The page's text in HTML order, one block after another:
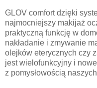
GLOV comfort dzięki
najmocniejszy makijaż
praktyczną funkcję w
nakładanie i zmywanie
olejków eterycznych czy
jest wielofunkcyjny i
z pomysłowością